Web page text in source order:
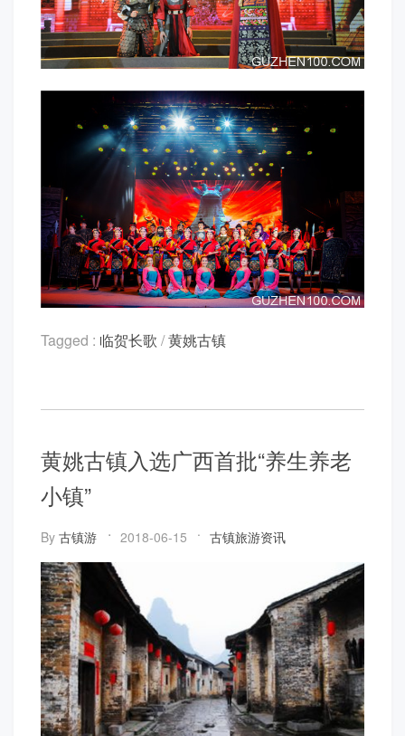
Tagged : 临贺长歌 /黄姚古镇
黄姚古镇入选广西首批“养生养老
小镇”
By 古镇游 2018-06-15 古镇旅游资讯